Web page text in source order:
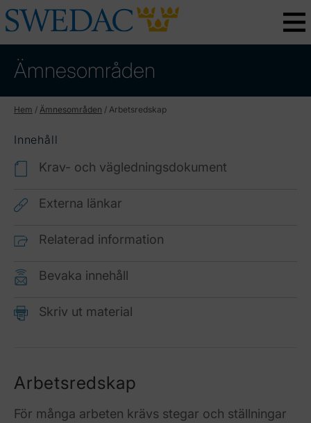
Ämnesområden
Hem / Ämnesområden / Arbetsredskap
Innehåll
Krav- och vägledningsdokument
Externa länkar
Relaterad information
Bevaka innehåll
Skriv ut material
Arbetsredskap
För många arbeten krävs stegar och ställningar